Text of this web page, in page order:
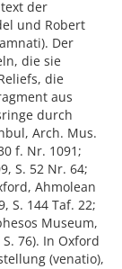
der
und Robert
Der
die sie
die
aus
durch
Arch. Mus.
f. Nr. 1091;
S. 52 Nr. 64;
Ahmolean
S. 144 Taf. 22;
Museum,
76). In Oxford
(venatio),